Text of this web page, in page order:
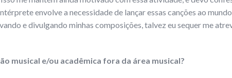
envolve a necessidade de lançar essas canções ao
e divulgando minhas composições, talvez eu sequer me
musical e/ou acadêmica fora da área musical?